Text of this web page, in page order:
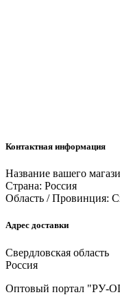
Контактная информация
Название вашего
Страна: Россия
Область / Провинция:
Адрес доставки
Свердловская область
Россия
Оптовый портал "РУ-